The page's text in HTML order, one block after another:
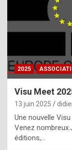
2025
Visu Meet
13 juin 2025
Une nouvelle
Venez
éditions,…